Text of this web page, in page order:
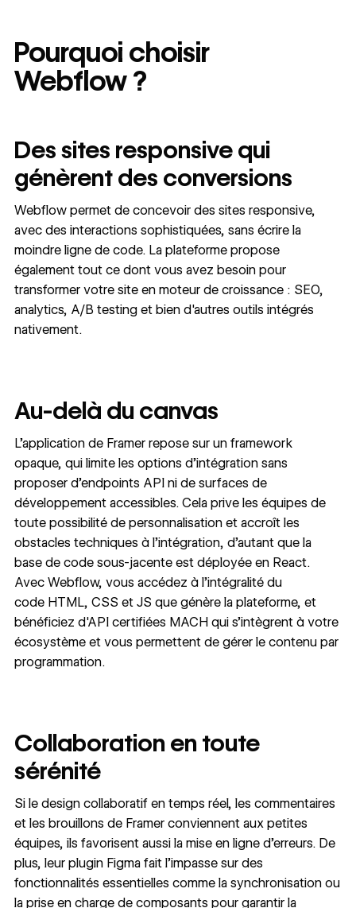
Pourquoi choisir
Webflow ?
Des sites responsive qui
génèrent des conversions
Webflow permet de concevoir des sites responsive,
avec des interactions sophistiquées, sans écrire la
moindre ligne de code. La plateforme propose
également tout ce dont vous avez besoin pour
transformer votre site en moteur de croissance : SEO,
analytics, A/B testing et bien d'autres outils intégrés
nativement.
Au-delà du canvas
L’application de Framer repose sur un framework
opaque, qui limite les options d’intégration sans
proposer d’endpoints API ni de surfaces de
développement accessibles. Cela prive les équipes de
toute possibilité de personnalisation et accroît les
obstacles techniques à l’intégration, d’autant que la
base de code sous-jacente est déployée en React.
Avec Webflow, vous accédez à l’intégralité du
code HTML, CSS et JS que génère la plateforme, et
bénéficiez d'API certifiées MACH qui s’intègrent à votre
écosystème et vous permettent de gérer le contenu par
programmation.
Collaboration en toute
sérénité
Si le design collaboratif en temps réel, les commentaires
et les brouillons de Framer conviennent aux petites
équipes, ils favorisent aussi la mise en ligne d’erreurs. De
plus, leur plugin Figma fait l’impasse sur des
fonctionnalités essentielles comme la synchronisation ou
la prise en charge de composants pour garantir la